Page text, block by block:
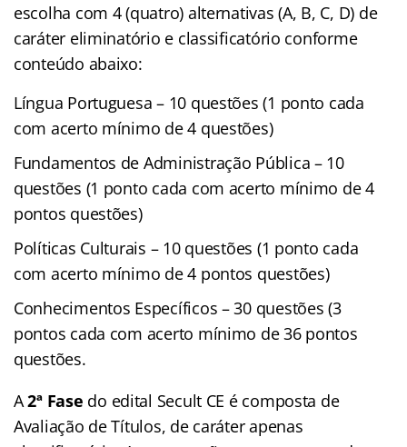
escolha com 4 (quatro) alternativas (A, B, C, D) de
caráter eliminatório e classificatório conforme
conteúdo abaixo:
Língua Portuguesa – 10 questões (1 ponto cada
com acerto mínimo de 4 questões)
Fundamentos de Administração Pública – 10
questões (1 ponto cada com acerto mínimo de 4
pontos questões)
Políticas Culturais – 10 questões (1 ponto cada
com acerto mínimo de 4 pontos questões)
Conhecimentos Específicos – 30 questões (3
pontos cada com acerto mínimo de 36 pontos
questões.
A2ª Fase do edital Secult CE é composta de
Avaliação de Títulos, de caráter apenas